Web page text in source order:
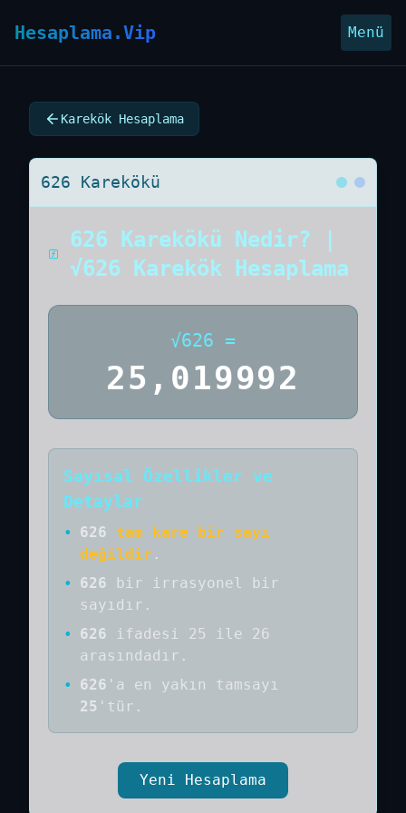
Hesaplama.Vip Menü
Karekök Hesaplama
626 Karekökü
626 Karekökü Nedir? |
√626 Karekök Hesaplama
√626 =
25,019992
Sayısal Özellikler ve
Detaylar
• 626
tam kare bir sayı
değildir .
•
626 bir
irrasyonel bir
sayıdır .
•
626
ifadesi 25 ile 26
arasındadır.
•
626 'a en yakın tamsayı
25 'tür.
Yeni Hesaplama